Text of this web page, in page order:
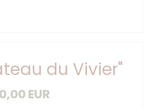
du Vivier"
EUR